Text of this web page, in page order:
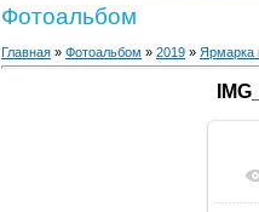
Фотоальбом
Главная » Фотоальбом » 2019 » Ярмарка